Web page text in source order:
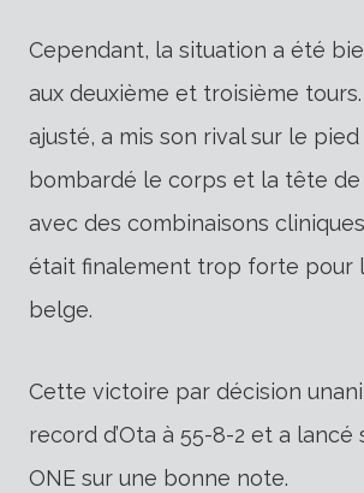
Cependant, la situation a été
aux deuxième et troisième tours.
ajusté, a mis son rival sur le
bombardé le corps et la tête
avec des combinaisons
était finalement trop forte pour
belge.
Cette victoire par décision
record d’Ota à 55-8-2 et a lancé
ONE sur une bonne note.